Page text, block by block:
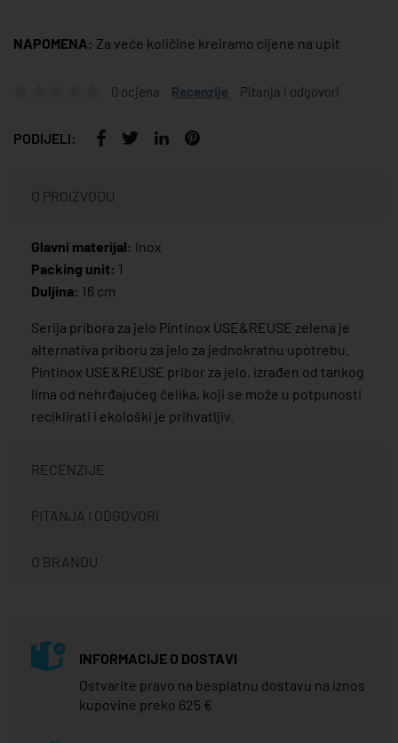
NAPOMENA: Za veće količine kreiramo cijene na upit
0 ocjena Recenzije Pitanja i odgovori
PODIJELI:
O PROIZVODU
Glavni materijal: Inox
Packing unit: 1
Duljina: 16 cm
Serija pribora za jelo Pintinox USE&REUSE zelena je
alternativa priboru za jelo za jednokratnu upotrebu.
Pintinox USE&REUSE pribor za jelo, izrađen od tankog
lima od nehrđajućeg čelika, koji se može u potpunosti
reciklirati i ekološki je prihvatljiv.
RECENZIJE
PITANJA I ODGOVORI
O BRANDU
INFORMACIJE O DOSTAVI
Ostvarite pravo na besplatnu dostavu na iznos
kupovine preko 625 €